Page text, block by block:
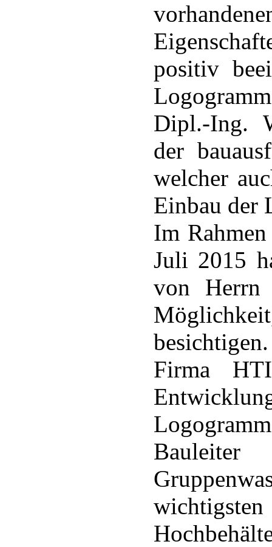
positiv
Dipl.-Ing.
der
welcher
Einbau der
Im
Juli 2015
von Herrn
Firma